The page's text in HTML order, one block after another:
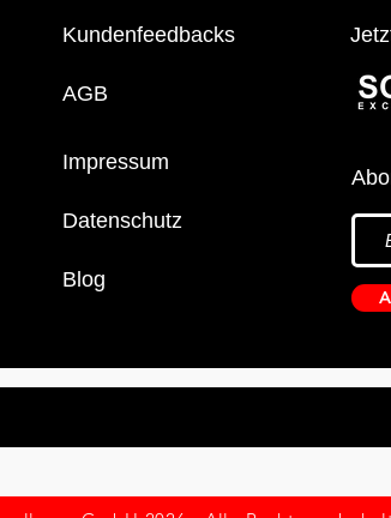
Kundenfeedbacks
AGB
Impressum
Datenschutz
Blog